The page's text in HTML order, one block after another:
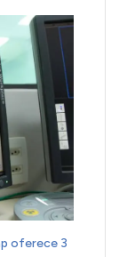
oferece 3